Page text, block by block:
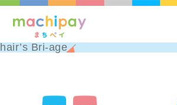
hair’s Bri-age